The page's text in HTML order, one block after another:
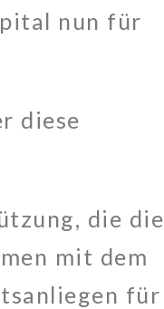
nun für
diese
die die
mit dem
für